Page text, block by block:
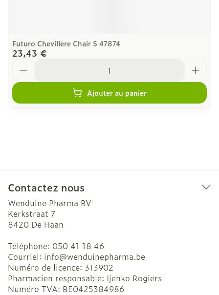
Futuro Chevillere Chair S 47874
23,43 €
Ajouter au panier
Contactez nous
Wenduine Pharma BV
Kerkstraat 7
8420 De Haan
Téléphone: 050 41 18 46
Courriel: info@wenduinepharma.be
Numéro de licence: 313902
Pharmacien responsable: Ijenko Rogiers
Numéro TVA: BE0425384986